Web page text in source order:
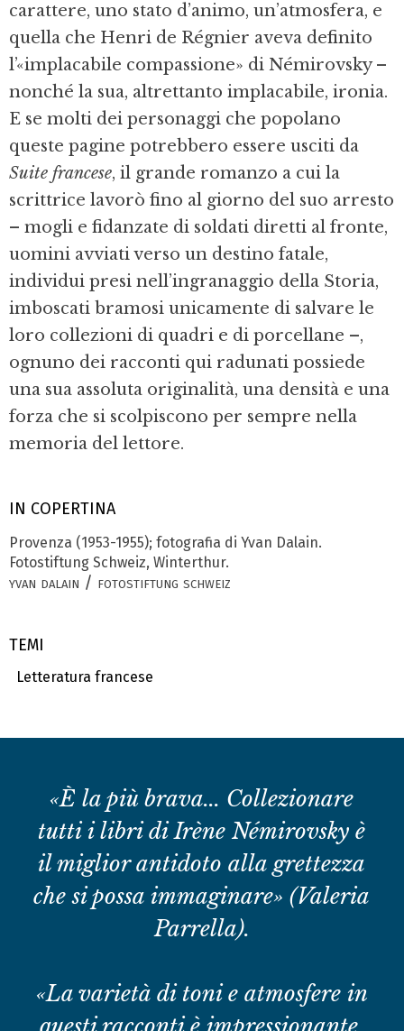
IN COPERTINA
Provenza (1953-1955); fotografia di Yvan Dalain.
Fotostiftung Schweiz, Winterthur.
yvan dalain / fotostiftung schweiz
TEMI
Letteratura francese
carattere, uno stato d’animo, un’atmosfera, e
quella che Henri de Régnier aveva definito
l’«implacabile compassione» di Némirovsky –
nonché la sua, altrettanto implacabile, ironia.
E se molti dei personaggi che popolano
queste pagine potrebbero essere usciti da
Suite francese, il grande romanzo a cui la
scrittrice lavorò fino al giorno del suo arresto
– mogli e fidanzate di soldati diretti al fronte,
uomini avviati verso un destino fatale,
individui presi nell’ingranaggio della Storia,
imboscati bramosi unicamente di salvare le
loro collezioni di quadri e di porcellane –,
ognuno dei racconti qui radunati possiede
una sua assoluta originalità, una densità e una
forza che si scolpiscono per sempre nella
memoria del lettore.
«È la più brava... Collezionare
tutti i libri di Irène Némirovsky è
il miglior antidoto alla grettezza
che si possa immaginare» (Valeria
Parrella).
«La varietà di toni e atmosfere in